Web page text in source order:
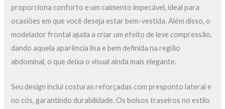
proporciona conforto e um caimento impecável, ideal para
ocasiões em que você deseja estar bem-vestida. Além disso, o
modelador frontal ajuda a criar um efeito de leve compressão,
dando aquela aparência lisa e bem definida na região
abdominal, o que deixa o visual ainda mais elegante.
Seu design inclui costuras reforçadas com presponto lateral e
no cós, garantindo durabilidade. Os bolsos traseiros no estilo